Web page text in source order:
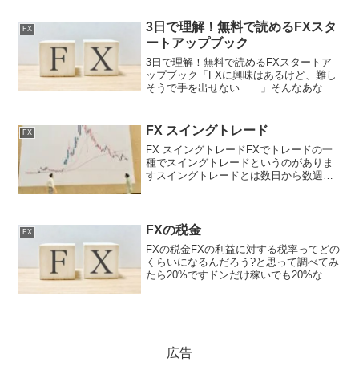
も、基礎を落ち着...
FX
3日で理解！無料で読めるFXスタ
ートアップブック
3日で理解！無料で読めるFXスタートア
ップブック「FXに興味はあるけど、難し
そうで手を出せない……」そんなあなた
のFXガイドは３日で読みきれますが、一
生使い続けるこ...
FX FX スイングトレード
FX スイングトレードFXでトレードの一
種でスイングトレードというのがありま
すスイングトレードとは数日から数週間
が上昇トレンドなら「...
FX FXの税金
FXの税金FXの利益に対する税率ってどの
くらいになるんだろう?と思って調べてみ
たら20%ですドンだけ稼いでも20%なん
広告